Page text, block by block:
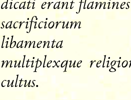
sacrificiorum
libamenta
multiplexque
cultus.